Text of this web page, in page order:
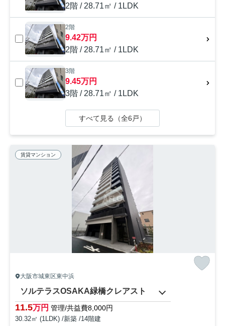
2階 / 28.71㎡ / 1LDK
2階
9.42万円
2階 / 28.71㎡ / 1LDK
3階
9.45万円
3階 / 28.71㎡ / 1LDK
すべて見る（全6戸）
賃貸マンション
大阪市城東区東中浜
ソルテラスOSAKA緑橋クレアスト
11.5万円 管理/共益費8,000円
30.32㎡ (1LDK) /新築 /14階建